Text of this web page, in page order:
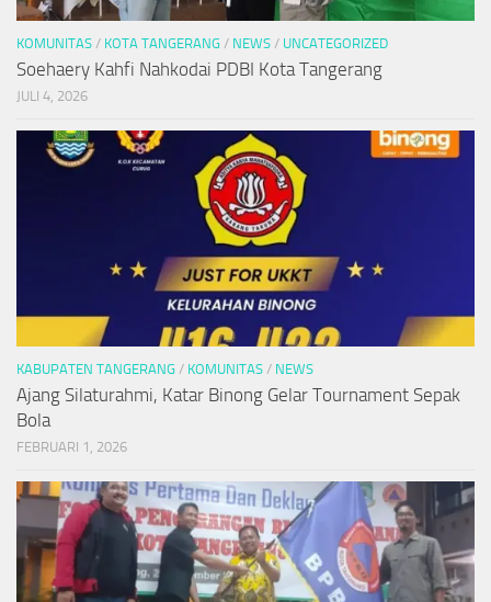
KOMUNITAS / KOTA TANGERANG / NEWS / UNCATEGORIZED
Soehaery Kahfi Nahkodai PDBI Kota Tangerang
JULI 4, 2026
KABUPATEN TANGERANG / KOMUNITAS / NEWS
Ajang Silaturahmi, Katar Binong Gelar Tournament Sepak
Bola
FEBRUARI 1, 2026